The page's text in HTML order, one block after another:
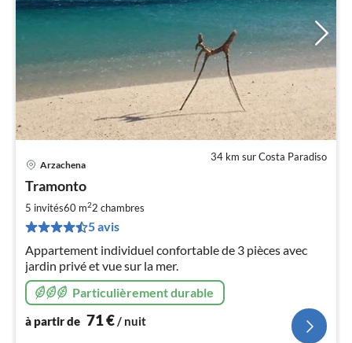
34 km sur Costa Paradiso
Arzachena
Tramonto
5 invités60 m22 chambres
5 avis
Appartement individuel confortable de 3 pièces avec
jardin privé et vue sur la mer.
Particulièrement durable
à partir de 71€/ nuit